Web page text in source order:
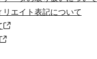
エイト表記について